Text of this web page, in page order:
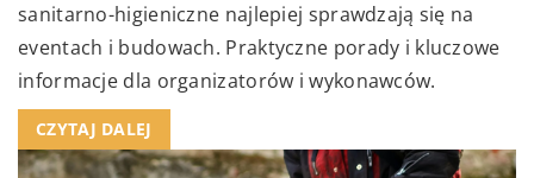
sanitarno-higieniczne najlepiej sprawdzają się na
eventach i budowach. Praktyczne porady i kluczowe
informacje dla organizatorów i wykonawców.
CZYTAJ DALEJ